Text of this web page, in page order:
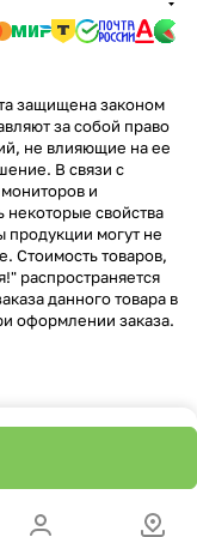
защищена законом
за собой право
не влияющие на ее
В связи с
и
свойства
продукции могут не
Стоимость товаров,
распространяется
данного товара в
оформлении заказа.